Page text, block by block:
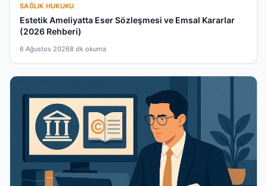
SAĞLIK HUKUKU
Estetik Ameliyatta Eser Sözleşmesi ve Emsal Kararlar
(2026 Rehberi)
6 Ağustos 20268 dk okuma